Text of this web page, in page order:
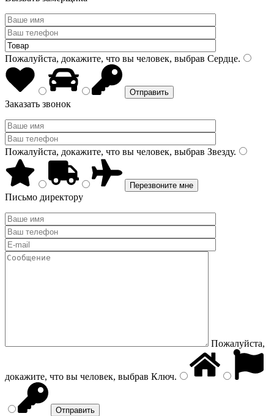
Пожалуйста, докажите, что вы человек, выбрав Сердце.
Заказать звонок
Пожалуйста, докажите, что вы человек, выбрав Звезду.
Письмо директору
Пожалуйста,
докажите, что вы человек, выбрав Ключ.